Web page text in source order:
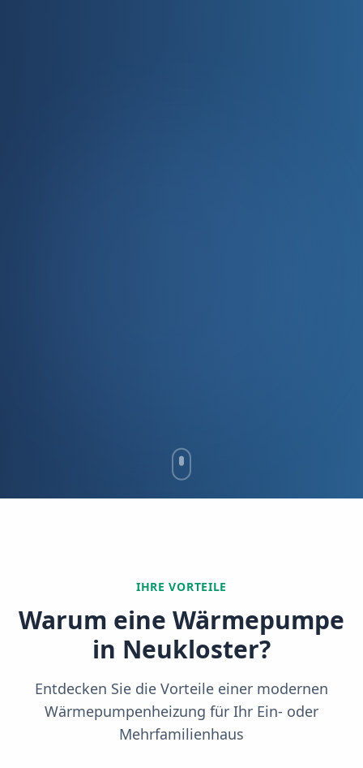
IHRE VORTEILE
Warum eine Wärmepumpe
in Neukloster?
Entdecken Sie die Vorteile einer modernen
Wärmepumpenheizung für Ihr Ein- oder
Mehrfamilienhaus